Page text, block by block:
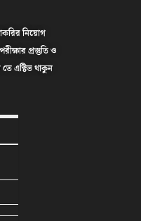
নিয়োগ
প্রস্তুতি ও
এক্টিভ থাকুন